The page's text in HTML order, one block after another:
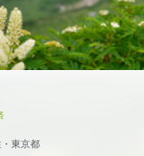
東京都